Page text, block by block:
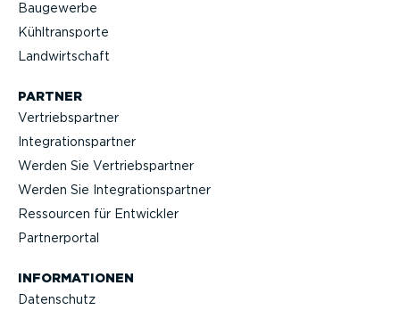
Baugewerbe
Kühltrans­porte
Landwirt­schaft
PARTNER
Vertriebs­partner
Integra­ti­ons­partner
Werden Sie Vertriebs­partner
Werden Sie Integra­ti­ons­partner
Ressourcen für Entwickler
Partner­portal
INFOR­MA­TIONEN
Datenschutz